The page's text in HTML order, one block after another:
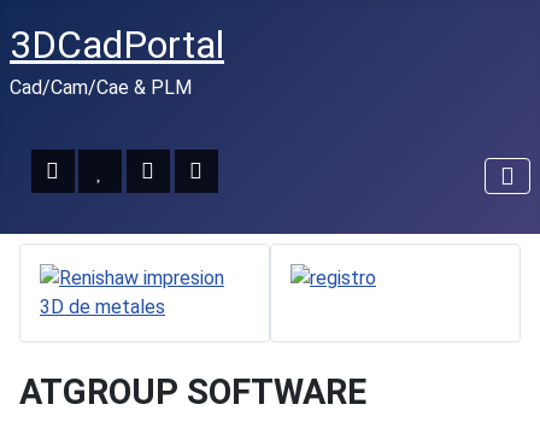
3DCadPortal
Cad/Cam/Cae & PLM
ATGROUP SOFTWARE